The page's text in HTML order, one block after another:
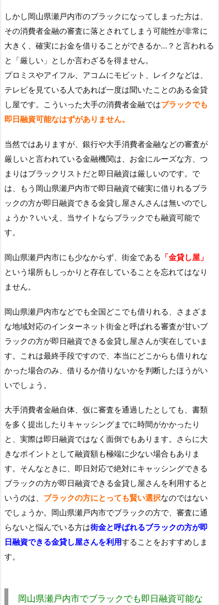
しかし岡山県瀬戸内市のブラックになってしまった方は、
その消費者金融の審査に落とされてしまう可能性が非常に
大きく、確実にお金を借りることができるか…？と言われる
と「厳しい」としか言わざるを得ません。
プロミスやアイフル、アコムにモビット、レイクなどは、
テレビを見ている人であれば一度は聞いたことのある金貸
し屋です。こういった大手の消費者金融ではブラックでも
即日融資可能なはずがありません。
当然ではありますが、銀行や大手消費者金融などの審査が
厳しいと言われている金融機関は、お金にルーズな方、つ
まりはブラックリストだと即日融資は厳しいのです。で
は、もう岡山県瀬戸内市で即日融資で確実に借りれるブラ
ックの方が即日融資できる金貸し屋さんさんは無いのでし
ょうか？いいえ、当サイトならブラックでも融資可能で
す。
岡山県瀬戸内市にも少なからず、街金である 「金貸し屋」
という場所もしっかりと存在していることを忘れてはなり
ません。
岡山県瀬戸内市などでも全国どこでも借りれる、さまざま
な地域対応のインターネット街金と呼ばれる審査が甘いブ
ラックの方が即日融資できる金貸し屋さんが実在していま
す。これは最終手段ですので、本当にどこからも借りれな
かった場合のみ、借りるか借りないかを判断したほうがい
いでしょう。
大手消費者金融自体、仮に審査を通過したとしても、書類
を多く提出したりキャッシングまでに時間がかかったり
と、実際は即日融資ではなく面倒でもあります。さらに大
きなポイントとして融資額も極端に少ない場合もありま
す。そんなときに、即日対応で絶対にキャッシングできる
ブラックの方が即日融資できる金貸し屋さんを利用すると
いうのは、 ブラックの方にとっても賢い選択なのではない
でしょうか。岡山県瀬戸内市でブラックの方で、審査に通
らないと悩んでいる方は街金と呼ばれるブラックの方が即
日融資できる金貸し屋さんを利用することをおすすめしま
す。
岡山県瀬戸内市でブラックでも即日融資可能な